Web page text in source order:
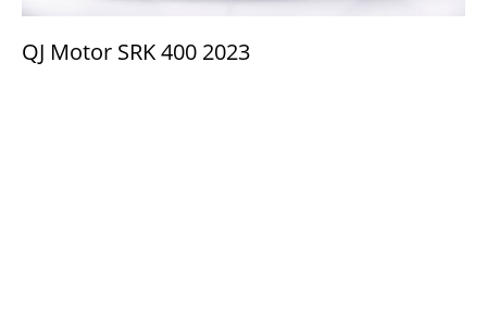
QJ Motor SRK 400 2023